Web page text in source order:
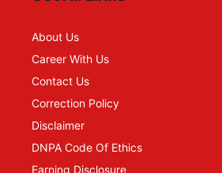
About Us
Career With Us
Contact Us
Correction Policy
Disclaimer
DNPA Code Of Ethics
Earning Disclosure